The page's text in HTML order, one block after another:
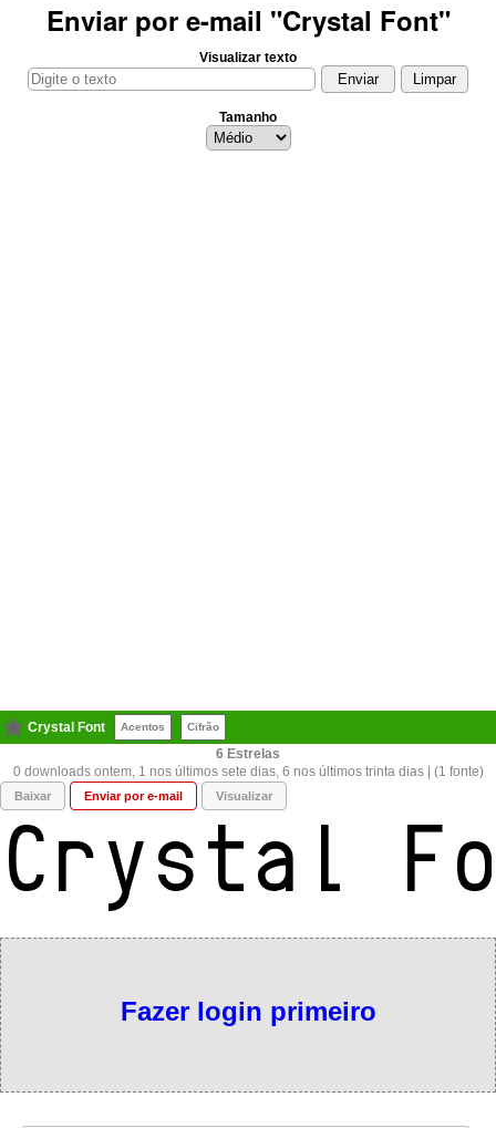
Enviar por e-mail "Crystal Font"
Visualizar texto
Tamanho
Crystal Font Acentos Cifrão
6
0 downloads ontem, 1 nos últimos sete dias, 6 nos últimos trinta dias | (1 fonte)
Baixar Enviar por e-mail Visualizar
Fazer login primeiro